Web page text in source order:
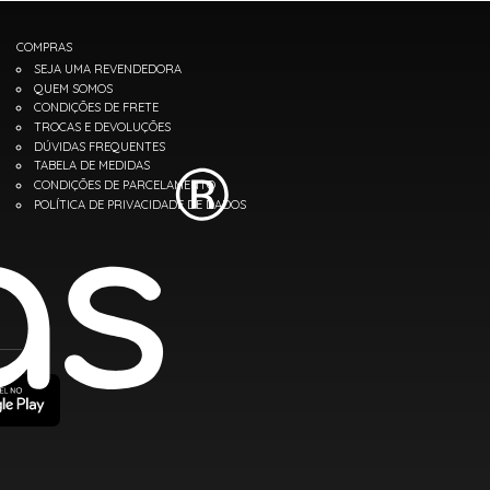
COMPRAS
SEJA UMA REVENDEDORA
QUEM SOMOS
CONDIÇÕES DE FRETE
TROCAS E DEVOLUÇÕES
DÚVIDAS FREQUENTES
TABELA DE MEDIDAS
CONDIÇÕES DE PARCELAMENTO
POLÍTICA DE PRIVACIDADE DE DADOS